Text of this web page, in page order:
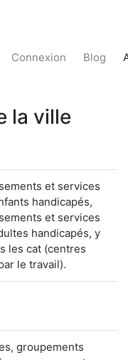
Connexion Blog
la ville
et services
handicapés,
et services
handicapés, y
les cat (centres
le travail).
groupements